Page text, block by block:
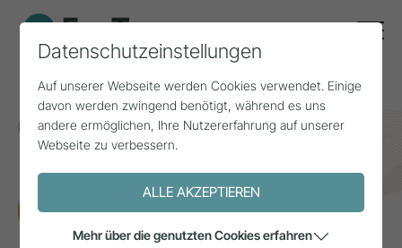
Home Themen
Arbeitskräfte
Employer Branding im Tourismus
FORSCHUNG
Datenschutzeinstellungen
Auf unserer Webseite werden Cookies verwendet. Einige
davon werden zwingend benötigt, während es uns
andere ermöglichen, Ihre Nutzererfahrung auf unserer
Webseite zu verbessern.
ALLE AKZEPTIEREN
Mehr über die genutzten Cookies erfahren